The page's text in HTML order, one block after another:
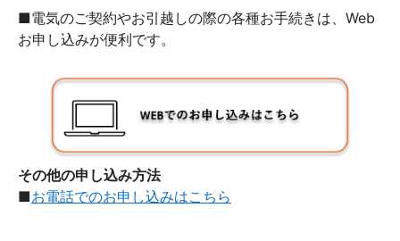
■電気のご契約やお引越しの際の各種お手続きは、Web
お申し込みが便利です。
その他の申し込み方法
■お電話でのお申し込みはこちら